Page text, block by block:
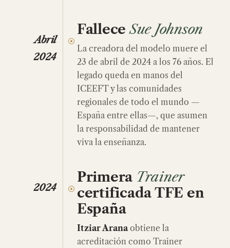
Abril
2024
FalleceSue Johnson
La creadora del modelo muere el
23 de abril de 2024 a los 76 años. El
legado queda en manos del
ICEEFT y las comunidades
regionales de todo el mundo —
España entre ellas—, que asumen
la responsabilidad de mantener
viva la enseñanza.
2024
Primera Trainer
certificada TFE en
España
Itziar Aranaobtiene la
acreditación como Trainer